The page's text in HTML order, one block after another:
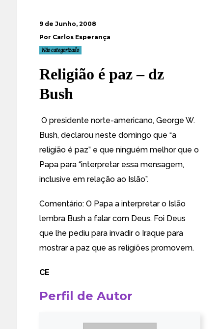
9 de Junho, 2008
Por Carlos Esperança
Não categorizado
Religião é paz – dz
Bush
O presidente norte-americano, George W.
Bush, declarou neste domingo que “a
religião é paz” e que ninguém melhor que o
Papa para “interpretar essa mensagem,
inclusive em relação ao Islão”.
Comentário: O Papa a interpretar o Islão
lembra Bush a falar com Deus. Foi Deus
que lhe pediu para invadir o Iraque para
mostrar a paz que as religiões promovem.
CE
Perfil de Autor